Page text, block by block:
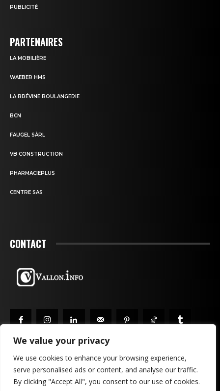
We value your privacy
We use cookies to enhance your browsing experience,
serve personalised ads or content, and analyse our traffic.
By clicking "Accept All", you consent to our use of cookies.
PUBLICITÉ
PARTENAIRES
LA MOBILIÈRE
WAEBER HMS
LA BRÉVINE BOULANGERIE
BCN
FAUGEL SÀRL
VB CONSTRUCTION
PHARMACIEPLUS
CENTRE SAS
CONTACT
MENTIONS LÉGALES & CONFIDENTIALITÉ PUBLICITÉ